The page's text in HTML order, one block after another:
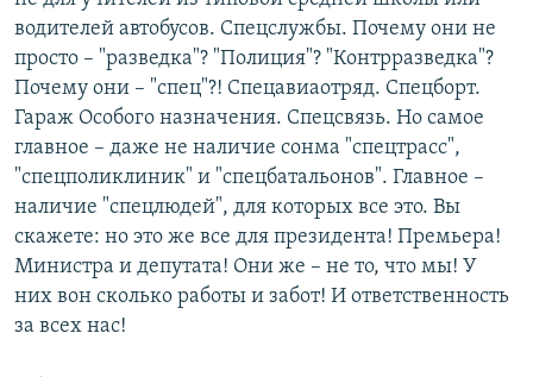
водителей автобусов. Спецслужбы. Почему они не
просто – "разведка"? "Полиция"? "Контрразведка"?
Почему они – "спец"?! Спецавиаотряд. Спецборт.
Гараж Особого назначения. Спецсвязь. Но самое
главное – даже не наличие сонма "спецтрасс",
"спецполиклиник" и "спецбатальонов". Главное –
наличие "спецлюдей", для которых все это. Вы
скажете: но это же все для президента! Премьера!
Министра и депутата! Они же – не то, что мы! У
них вон сколько работы и забот! И ответственность
за всех нас!